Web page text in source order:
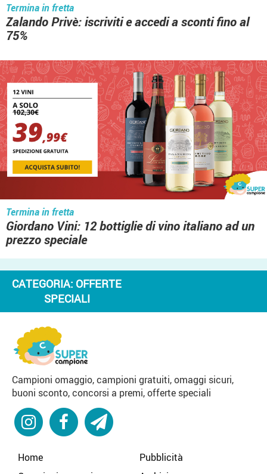
Termina in fretta
Zalando Privè: iscriviti e accedi a sconti fino al
75%
Termina in fretta
Giordano Vini: 12 bottiglie di vino italiano ad un
prezzo speciale
CATEGORIA: OFFERTE
SPECIALI
Campioni omaggio, campioni gratuiti, omaggi sicuri,
buoni sconto, concorsi a premi, offerte speciali
Home
Pubblicità